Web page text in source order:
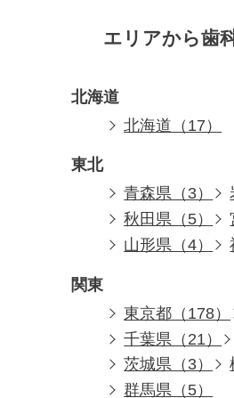
エリアから歯
北海道
北海道（17）
東北
青森県（3）
秋田県（5）
山形県（4）
関東
東京都（178）
千葉県（21）
茨城県（3）
群馬県（5）